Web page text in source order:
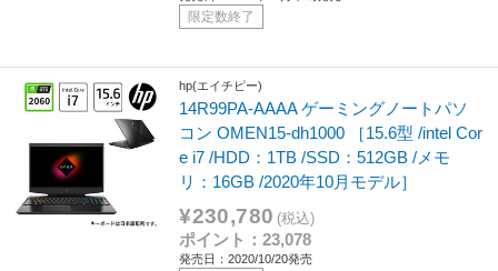
限定数終了
hp(エイチピー)
14R99PA-AAAA ゲーミングノートパソ
コン OMEN15-dh1000 ［15.6型 /intel Cor
e i7 /HDD：1TB /SSD：512GB /メモ
リ：16GB /2020年10月モデル］
¥230,780 (税込)
ポイント：23,078
発売日：2020/10/20発売